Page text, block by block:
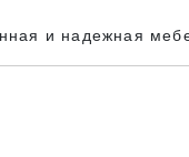
и надежная